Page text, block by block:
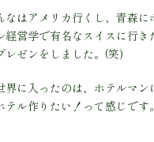
なはアメリカ行くし、青森に
経営学で有名なスイスに行き
レゼンをしました。(笑)
界に入ったのは、ホテルマン
ル作りたい！って感じです。